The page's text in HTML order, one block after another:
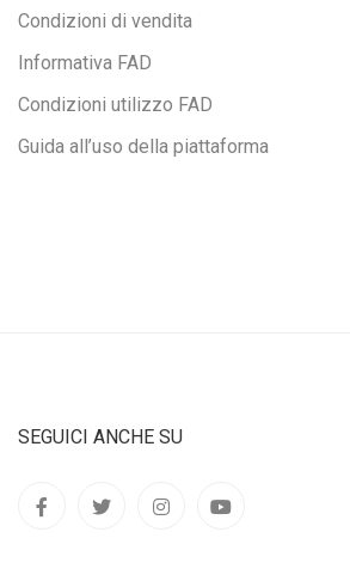
Condizioni di vendita
Informativa FAD
Condizioni utilizzo FAD
Guida all’uso della piattaforma
SEGUICI ANCHE SU